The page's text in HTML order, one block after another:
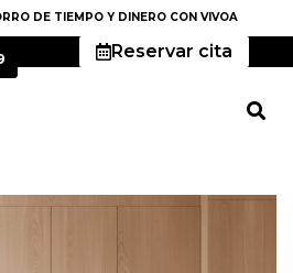
DE TIEMPO Y DINERO CON VIVOA
Reservar cita